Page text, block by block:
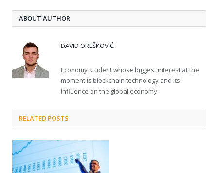
ABOUT AUTHOR
DAVID OREŠKOVIĆ
Economy student whose biggest interest at the
moment is blockchain technology and its'
influence on the global economy.
RELATED POSTS